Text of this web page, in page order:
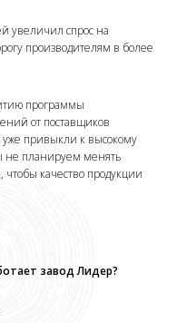
увеличил спрос на
производителям в более
программы
от поставщиков
уже привыкли к высокому
не планируем менять
качество продукции
завод Лидер?